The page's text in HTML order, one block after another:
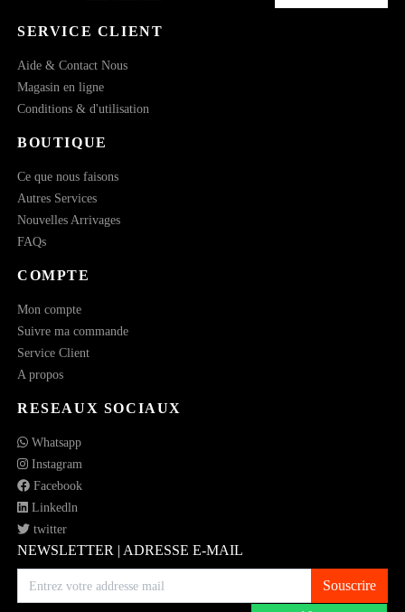
SERVICE CLIENT
Aide & Contact Nous
Magasin en ligne
Conditions & d'utilisation
BOUTIQUE
Ce que nous faisons
Autres Services
Nouvelles Arrivages
FAQs
COMPTE
Mon compte
Suivre ma commande
Service Client
A propos
RESEAUX SOCIAUX
Whatsapp
Instagram
Facebook
Linkedln
twitter
NEWSLETTER | ADRESSE E-MAIL
Souscrire